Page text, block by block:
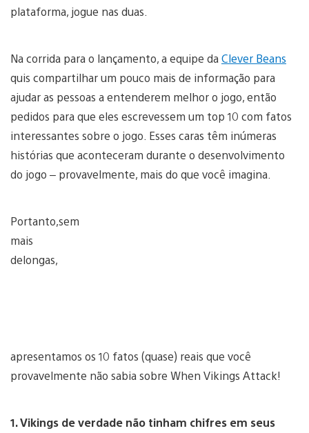
plataforma, jogue nas duas.
Na corrida para o lançamento, a equipe da Clever Beans
quis compartilhar um pouco mais de informação para
ajudar as pessoas a entenderem melhor o jogo, então
pedidos para que eles escrevessem um top 10 com fatos
interessantes sobre o jogo. Esses caras têm inúmeras
histórias que aconteceram durante o desenvolvimento
do jogo – provavelmente, mais do que você imagina.
Portanto,sem
mais
delongas,
apresentamos os 10 fatos (quase) reais que você
provavelmente não sabia sobre When Vikings Attack!
1. Vikings de verdade não tinham chifres em seus